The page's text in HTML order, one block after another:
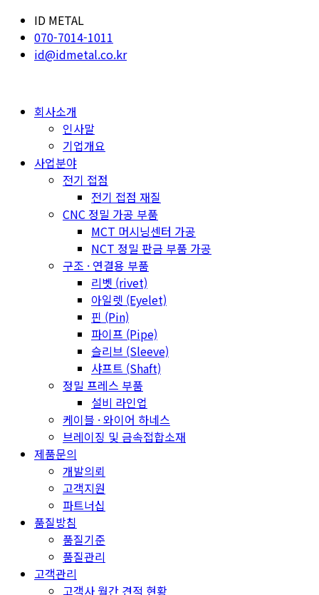
ID METAL
070-7014-1011
id@idmetal.co.kr
회사소개
인사말
기업개요
사업분야
전기 접점
전기 접점 재질
CNC 정밀 가공 부품
MCT 머시닝센터 가공
NCT 정밀 판금 부품 가공
구조 · 연결용 부품
리벳 (rivet)
아일렛 (Eyelet)
핀 (Pin)
파이프 (Pipe)
슬리브 (Sleeve)
샤프트 (Shaft)
정밀 프레스 부품
설비 라인업
케이블 · 와이어 하네스
브레이징 및 금속접합소재
제품문의
개발의뢰
고객지원
파트너십
품질방침
품질기준
품질관리
고객관리
고객사 월간 견적 현황